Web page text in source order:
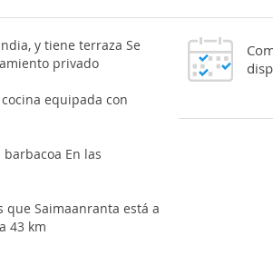
y tiene terraza Se
privado
equipada con
En las
que Saimaanranta está a
43 km